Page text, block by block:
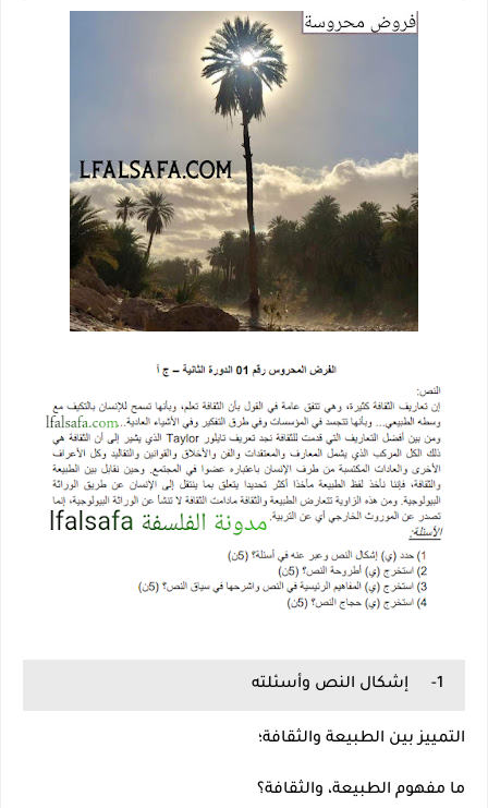
1- إشكال النص وأسئلته
التمييز بين الطبيعة والثقافة؛
ما مفهوم الطبيعة، والثقافة؟